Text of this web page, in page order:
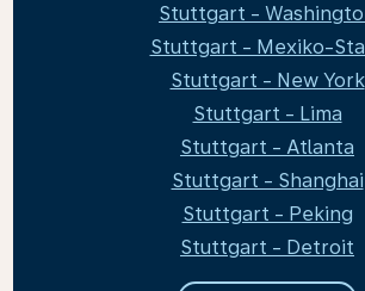
Stuttgart -
Stuttgart - Mexiko-
Stuttgart - New York
Stuttgart - Lima
Stuttgart - Atlanta
Stuttgart - Shanghai
Stuttgart - Peking
Stuttgart - Detroit